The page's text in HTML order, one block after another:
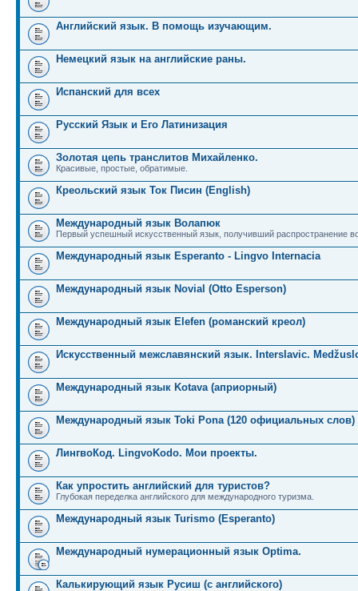
Английский язык. В помощь изучающим.
Немецкий язык на английские раны.
Испанский для всех
Русский Язык и Его Латинизация
Золотая цепь транслитов Михайленко.
Красивые, простые, обратимые.
Креольский язык Ток Писин (English)
Международный язык Волапюк
Первый успешный искусственный язык, получивший распространение
Международный язык Esperanto - Lingvo Internacia
Международный язык Novial (Otto Esperson)
Международный язык Elefen (романский креол)
Искусственный межславянский язык. Interslavic.
Международный язык Kotava (априорный)
Международный язык Toki Pona (120 официальных слов)
ЛингвоКод. LingvoKodo. Мои проекты.
Как упростить английский для туристов?
Глубокая переделка английского для международного туризма.
Международный язык Turismo (Esperanto)
Международный нумерационный язык Optima.
Калькирующий язык Русиш (с английского)